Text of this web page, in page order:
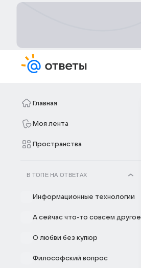
Главная
Моя лента
Пространства
В ТОПЕ НА ОТВЕТАХ
Информационные технологии
А сейчас что-то совсем другое
О любви без купюр
Философский вопрос